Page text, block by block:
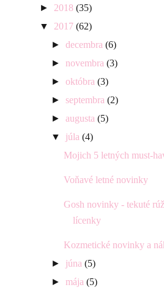
► 2018 (35)
▼
2017 (62)
►decembra (6)
► novembra (3)
►októbra (3)
►septembra (2)
►augusta (5)
▼
júla (4)
Mojich 5 letných must-
Voňavé letné novinky
Gosh novinky - tekuté
lícenky
Kozmetické novinky a
► júna (5)
► mája (5)